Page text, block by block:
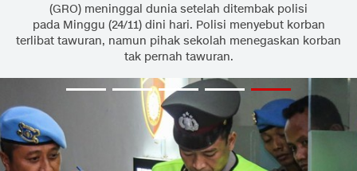
(GRO) meninggal dunia setelah ditembak polisi
pada Minggu (24/11) dini hari. Polisi menyebut korban
terlibat tawuran, namun pihak sekolah menegaskan korban
tak pernah tawuran.